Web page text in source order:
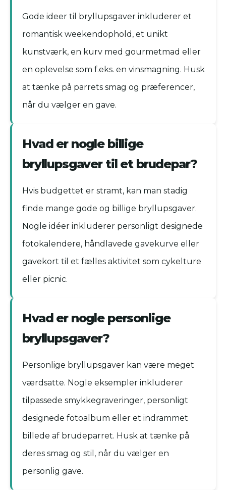
Gode ideer til bryllupsgaver inkluderer et
romantisk weekendophold, et unikt
kunstværk, en kurv med gourmetmad eller
en oplevelse som f.eks. en vinsmagning. Husk
at tænke på parrets smag og præferencer,
når du vælger en gave.
Hvad er nogle billige
bryllupsgaver til et brudepar?
Hvis budgettet er stramt, kan man stadig
finde mange gode og billige bryllupsgaver.
Nogle idéer inkluderer personligt designede
fotokalendere, håndlavede gavekurve eller
gavekort til et fælles aktivitet som cykelture
eller picnic.
Hvad er nogle personlige
bryllupsgaver?
Personlige bryllupsgaver kan være meget
værdsatte. Nogle eksempler inkluderer
tilpassede smykkegraveringer, personligt
designede fotoalbum eller et indrammet
billede af brudeparret. Husk at tænke på
deres smag og stil, når du vælger en
personlig gave.